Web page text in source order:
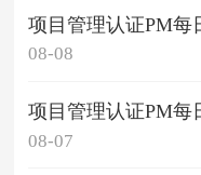
项目管理认证PM每
08-08
项目管理认证PM每
08-07